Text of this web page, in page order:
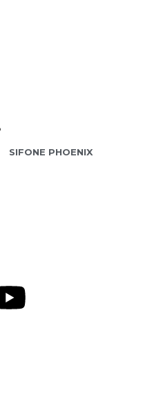
SIFONE PHOENIX